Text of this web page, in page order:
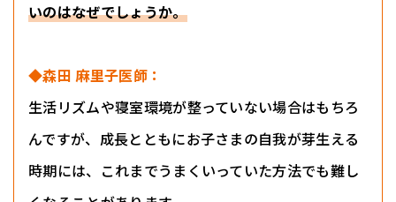
いのはなぜでしょうか。
◆森田 麻里子医師：
生活リズムや寝室環境が整っていない場合はもちろ
んですが、成長とともにお子さまの自我が芽生える
時期には、これまでうまくいっていた方法でも難し